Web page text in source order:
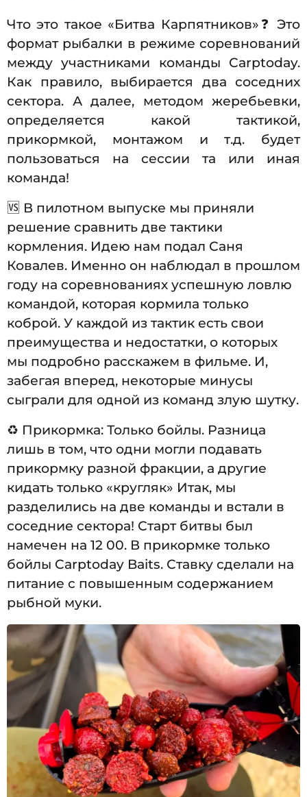
Что это такое «Битва Карпятников»❓ Это
формат рыбалки в режиме соревнований
между участниками команды Carptoday.
Как правило, выбирается два соседних
сектора. А далее, методом жеребьевки,
определяется какой тактикой,
прикормкой, монтажом и т.д. будет
пользоваться на сессии та или иная
команда!
🆚 В пилотном выпуске мы приняли
решение сравнить две тактики
кормления. Идею нам подал Саня
Ковалев. Именно он наблюдал в прошлом
году на соревнованиях успешную ловлю
командой, которая кормила только
коброй. У каждой из тактик есть свои
преимущества и недостатки, о которых
мы подробно расскажем в фильме. И,
забегая вперед, некоторые минусы
сыграли для одной из команд злую шутку.
♻️ Прикормка: Только бойлы. Разница
лишь в том, что одни могли подавать
прикормку разной фракции, а другие
кидать только «кругляк» Итак, мы
разделились на две команды и встали в
соседние сектора! Старт битвы был
намечен на 12 00. В прикормке только
бойлы Carptoday Baits. Ставку сделали на
питание с повышенным содержанием
рыбной муки.